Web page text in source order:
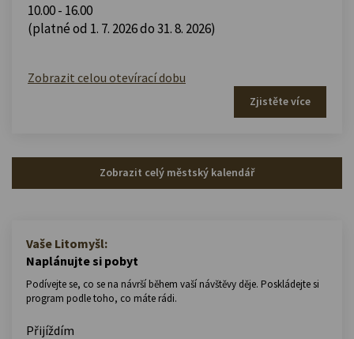
10.00 - 16.00
(platné od 1. 7. 2026 do 31. 8. 2026)
Zobrazit celou otevírací dobu
Zjistěte více
Zobrazit celý městský kalendář
Vaše Litomyšl:
Naplánujte si pobyt
Podívejte se, co se na návrší během vaší návštěvy děje. Poskládejte si
program podle toho, co máte rádi.
Přijíždím